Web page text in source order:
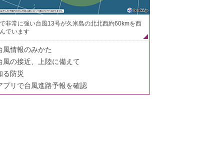
非常に強い台風13号が久米島の北北西約60kmを西
でいます
風情報のみかた
風の接近、上陸に備えて
る防災
プリで台風進路予報を確認